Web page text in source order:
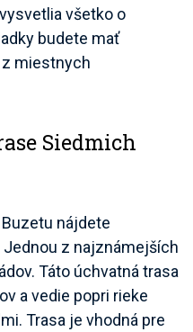
všetko o
budete mať
miestnych
Siedmich
nájdete
z najznámejších
Táto úchvatná trasa
a vedie popri rieke
Trasa je vhodná pre